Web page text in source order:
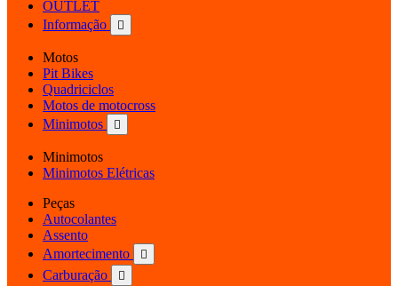
OUTLET
Informação

Motos
Pit Bikes
Quadriciclos
Motos de motocross
Minimotos

Minimotos
Minimotos Elétricas
Peças
Autocolantes
Assento
Amortecimento

Carburação 